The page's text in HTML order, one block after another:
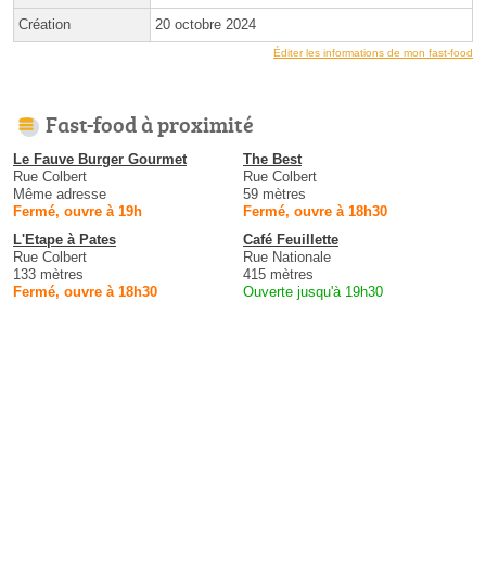
Création 20 octobre 2024
Éditer les informations de mon fast-food
Fast-food à proximité
Le Fauve Burger Gourmet
Rue Colbert
Même adresse
Fermé, ouvre à 19h
The Best
Rue Colbert
59 mètres
Fermé, ouvre à 18h30
L'Etape à Pates
Rue Colbert
133 mètres
Fermé, ouvre à 18h30
Café Feuillette
Rue Nationale
415 mètres
Ouverte jusqu'à 19h30